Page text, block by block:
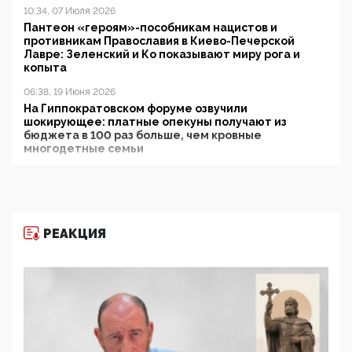
10:34, 07 Июля 2026
Пантеон «героям»-пособникам нацистов и
противникам Православия в Киево-Печерской
Лавре: Зеленский и Ко показывают миру рога и
копыта
06:38, 19 Июня 2026
На Гиппократовском форуме озвучили
шокирующее: платные опекуны получают из
бюджета в 100 раз больше, чем кровные
многодетные семьи
11:53, 09 Июня 2026
деятельность ИИТО ЮНЕСКО в России, но
цифроглобалисты продолжают определять
повестку в образовании
09:43, 01 Июня 2026
5G за счет здоровья граждан: Минцифры намерено
РЕАКЦИЯ